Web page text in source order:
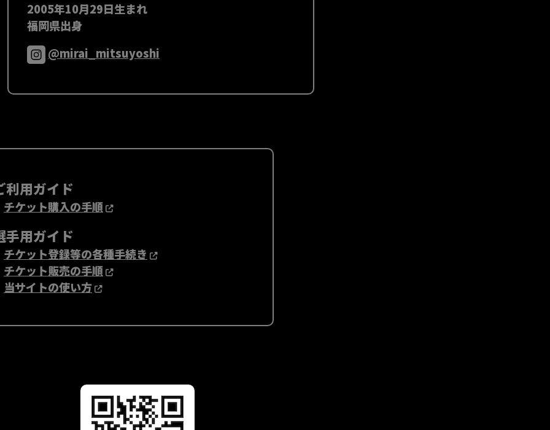
2005年10月29日生まれ
福岡県出身
@mirai_mitsuyoshi
利用ガイド
チケット購入の手順
手用ガイド
チケット登録等の各種手続き
チケット販売の手順
当サイトの使い方